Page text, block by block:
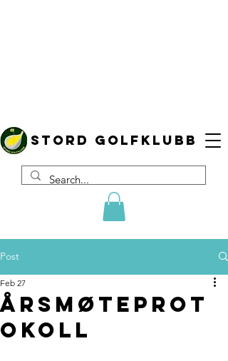
Stord golfklubb
Post
Årsmøteprot
okoll
Feb 27